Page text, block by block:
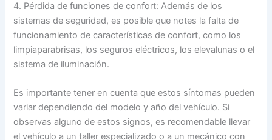
4. Pérdida de funciones de confort: Además de los
sistemas de seguridad, es posible que notes la falta de
funcionamiento de características de confort, como los
limpiaparabrisas, los seguros eléctricos, los elevalunas o el
sistema de iluminación.
Es importante tener en cuenta que estos síntomas pueden
variar dependiendo del modelo y año del vehículo. Si
observas alguno de estos signos, es recomendable llevar
el vehículo a un taller especializado o a un mecánico con